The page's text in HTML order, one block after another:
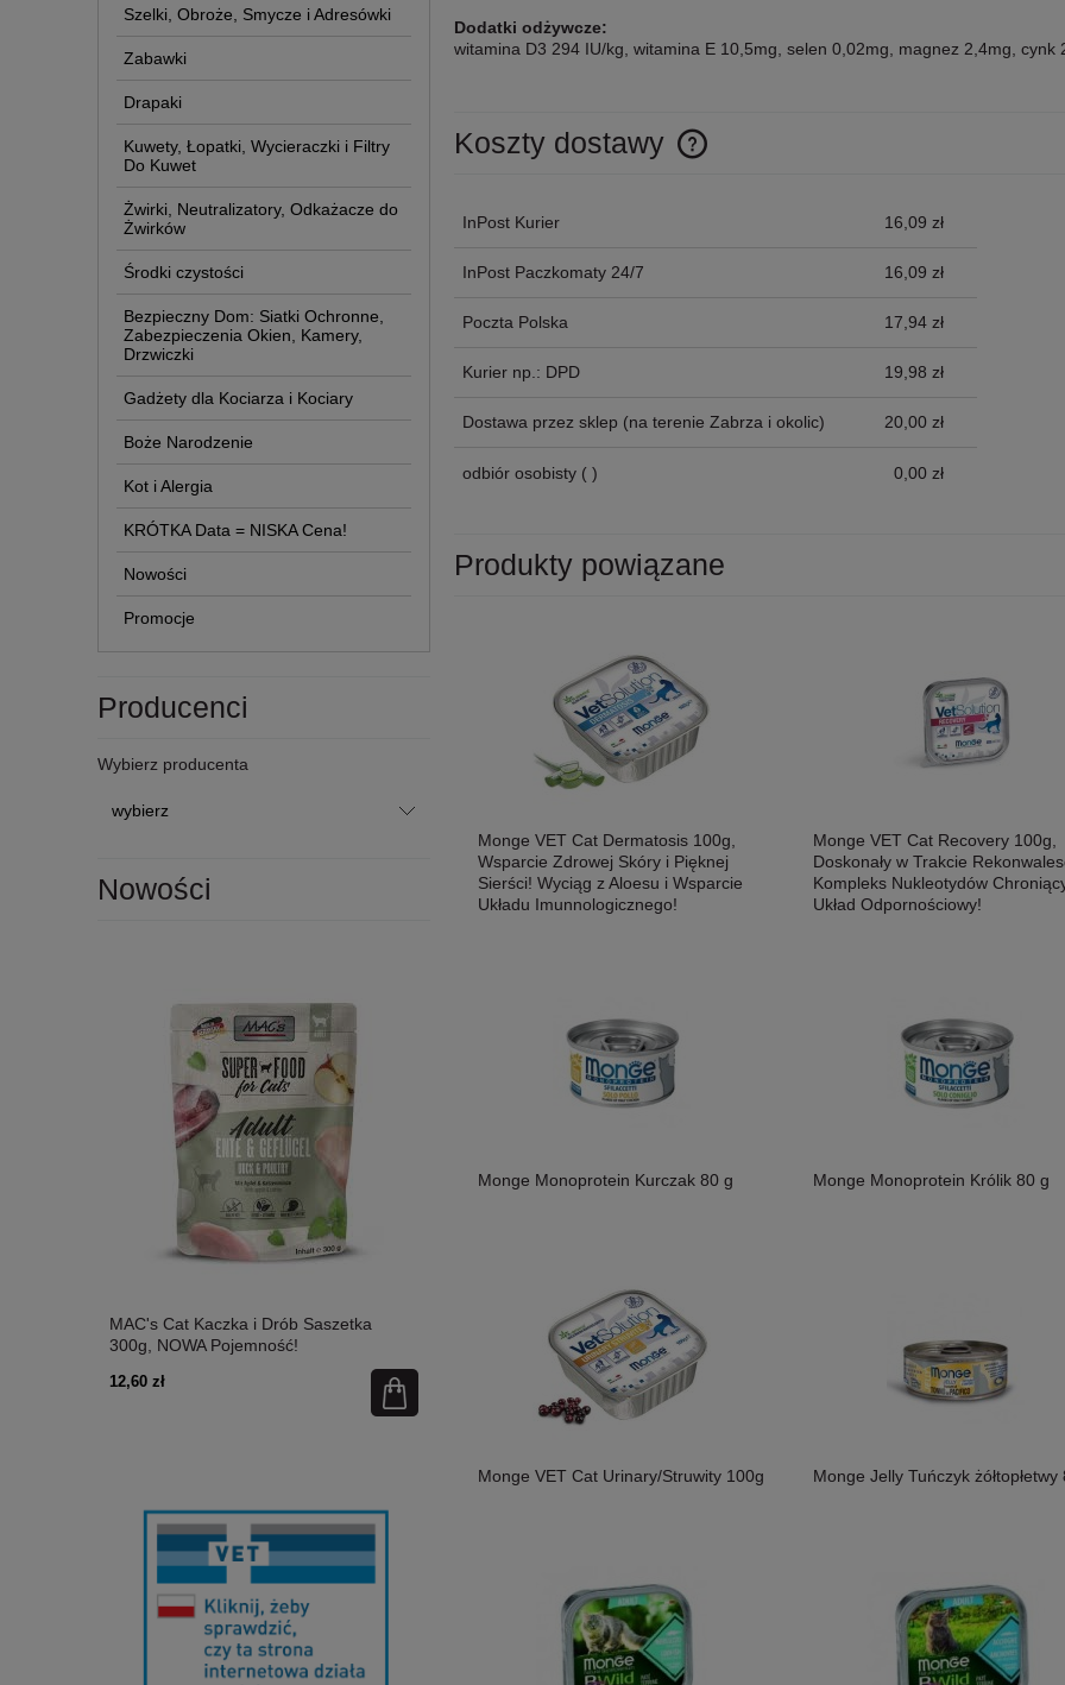
Szelki, Obroże, Smycze i Adresówki
Zabawki
Drapaki
Kuwety, Łopatki, Wycieraczki i Filtry
Do Kuwet
Żwirki, Neutralizatory, Odkażacze do
Żwirków
Środki czystości
Bezpieczny Dom: Siatki Ochronne,
Zabezpieczenia Okien, Kamery,
Drzwiczki
Gadżety dla Kociarza i Kociary
Boże Narodzenie
Kot i Alergia
KRÓTKA Data = NISKA Cena!
Nowości
Promocje
Producenci
Wybierz producenta
Nowości
MAC's Cat Kaczka i Drób Saszetka
300g, NOWA Pojemność!
12,60 zł
MAC's Cat Łosoś i Drób Saszetka 300g,
Nowa Pojemność!
Wołowina Z Kocimiętką I Szałwią 50g,
Niewielkie Miękkie Paluszki Dla Kota!
Dodatki odżywcze:
witamina D3 294 IU/kg, witamina E 10,5mg, selen 0,02mg, magnez 2,4mg,
Koszty dostawy
InPost Kurier 16,09 zł
InPost Paczkomaty 24/7 16,09 zł
Poczta Polska 17,94 zł
Kurier np.: DPD 19,98 zł
Dostawa przez sklep (na terenie Zabrza i okolic) 20,00 zł
odbiór osobisty ( ) 0,00 zł
Produkty powiązane
Monge VET Cat Dermatosis 100g,
Wsparcie Zdrowej Skóry i Pięknej
Sierści! Wyciąg z Aloesu i Wsparcie
Układu Imunnologicznego!
Monge VET Cat Recovery 100g,
Doskonały w Trakcie
Kompleks Nukleotydów
Układ Odpornościowy!
Monge Monoprotein Kurczak 80 g Monge Monoprotein Królik 80 g
Monge VET Cat Urinary/Struwity 100g Monge Jelly Tuńczyk żółtopłetwy